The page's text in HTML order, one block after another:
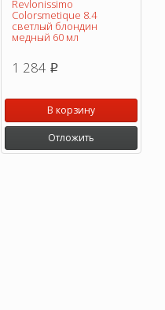
Revlonissimo
Colorsmetique 8.4
светлый блондин
медный 60 мл
1 284 p
В корзину
Отложить